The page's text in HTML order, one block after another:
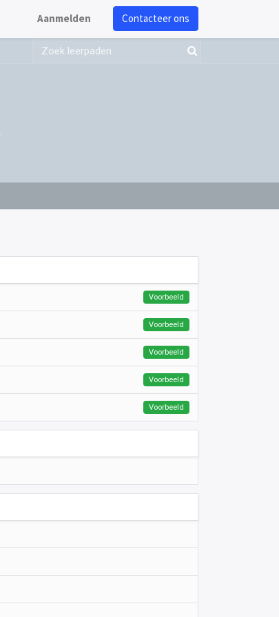
Aanmelden Contacteer ons
Voorbeeld
Voorbeeld
Voorbeeld
Voorbeeld
Voorbeeld